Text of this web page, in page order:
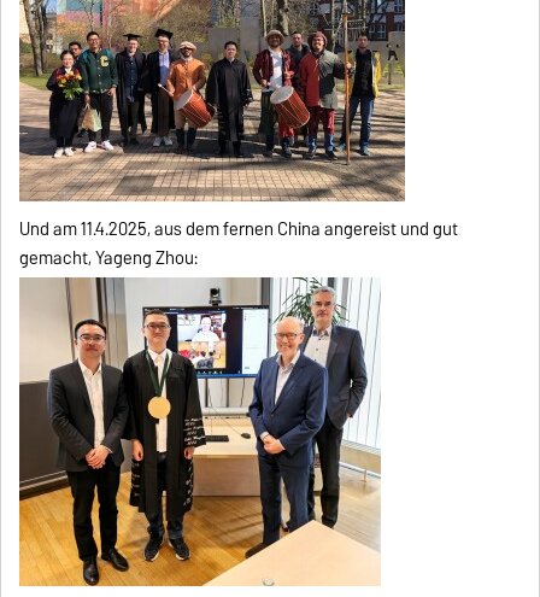
Und am 11.4.2025, aus dem fernen China angereist und gut
gemacht, Yageng Zhou: